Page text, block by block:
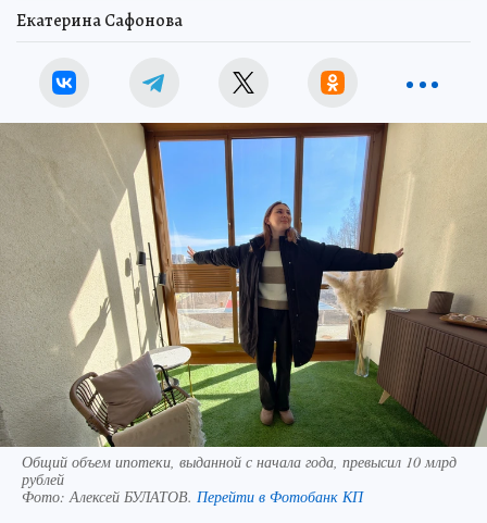
Екатерина Сафонова
Общий объем ипотеки, выданной с начала года, превысил 10 млрд
рублей
Фото: Алексей БУЛАТОВ. Перейти в Фотобанк КП